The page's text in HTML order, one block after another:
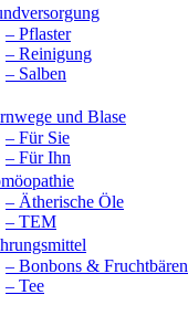
– Pflaster
– Reinigung
– Salben
und Blase
– Für Sie
– Für Ihn
– Ätherische Öle
– TEM
– Bonbons & Fruchtbären
– Tee